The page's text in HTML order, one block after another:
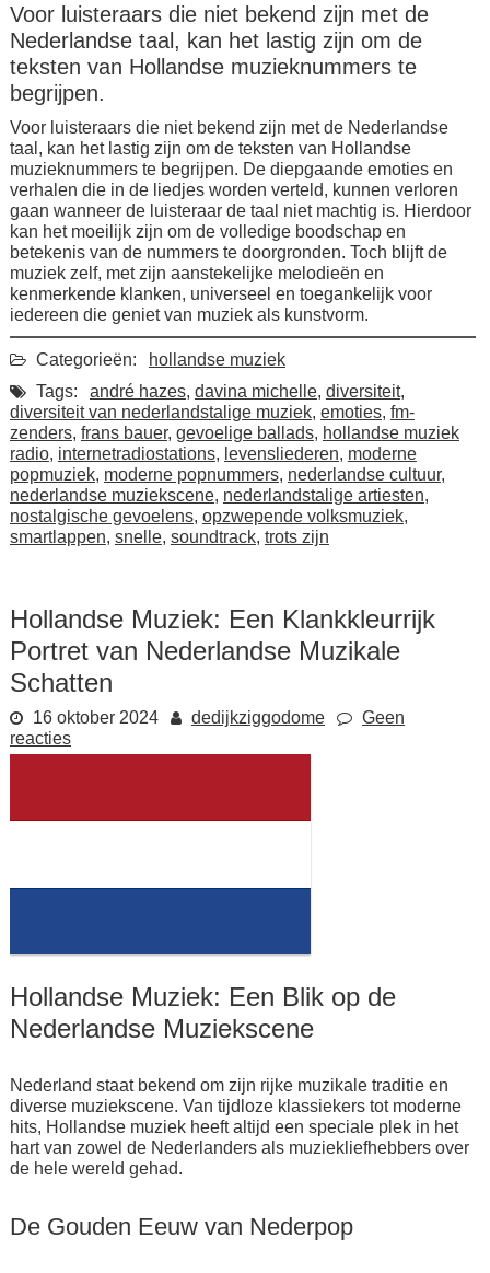
Voor luisteraars die niet bekend zijn met de
Nederlandse taal, kan het lastig zijn om de
teksten van Hollandse muzieknummers te
begrijpen.
Voor luisteraars die niet bekend zijn met de Nederlandse
taal, kan het lastig zijn om de teksten van Hollandse
muzieknummers te begrijpen. De diepgaande emoties en
verhalen die in de liedjes worden verteld, kunnen verloren
gaan wanneer de luisteraar de taal niet machtig is. Hierdoor
kan het moeilijk zijn om de volledige boodschap en
betekenis van de nummers te doorgronden. Toch blijft de
muziek zelf, met zijn aanstekelijke melodieën en
kenmerkende klanken, universeel en toegankelijk voor
iedereen die geniet van muziek als kunstvorm.
Categorieën:
hollandse muziek
Tags:
andré hazes, davina michelle, diversiteit,
diversiteit van nederlandstalige muziek, emoties, fm-
zenders, frans bauer, gevoelige ballads, hollandse muziek
radio, internetradiostations, levensliederen, moderne
popmuziek, moderne popnummers, nederlandse cultuur,
nederlandse muziekscene, nederlandstalige artiesten,
nostalgische gevoelens, opzwepende volksmuziek,
smartlappen, snelle, soundtrack, trots zijn
Hollandse Muziek: Een Klankkleurrijk
Portret van Nederlandse Muzikale
Schatten
16 oktober 2024 dedijkziggodome
Geen
reacties
Hollandse Muziek: Een Blik op de
Nederlandse Muziekscene
Nederland staat bekend om zijn rijke muzikale traditie en
diverse muziekscene. Van tijdloze klassiekers tot moderne
hits, Hollandse muziek heeft altijd een speciale plek in het
hart van zowel de Nederlanders als muziekliefhebbers over
de hele wereld gehad.
De Gouden Eeuw van Nederpop